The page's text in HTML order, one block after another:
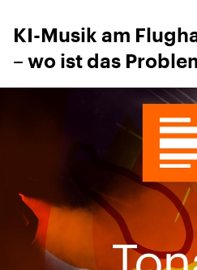
KI-Musik am
– wo ist das